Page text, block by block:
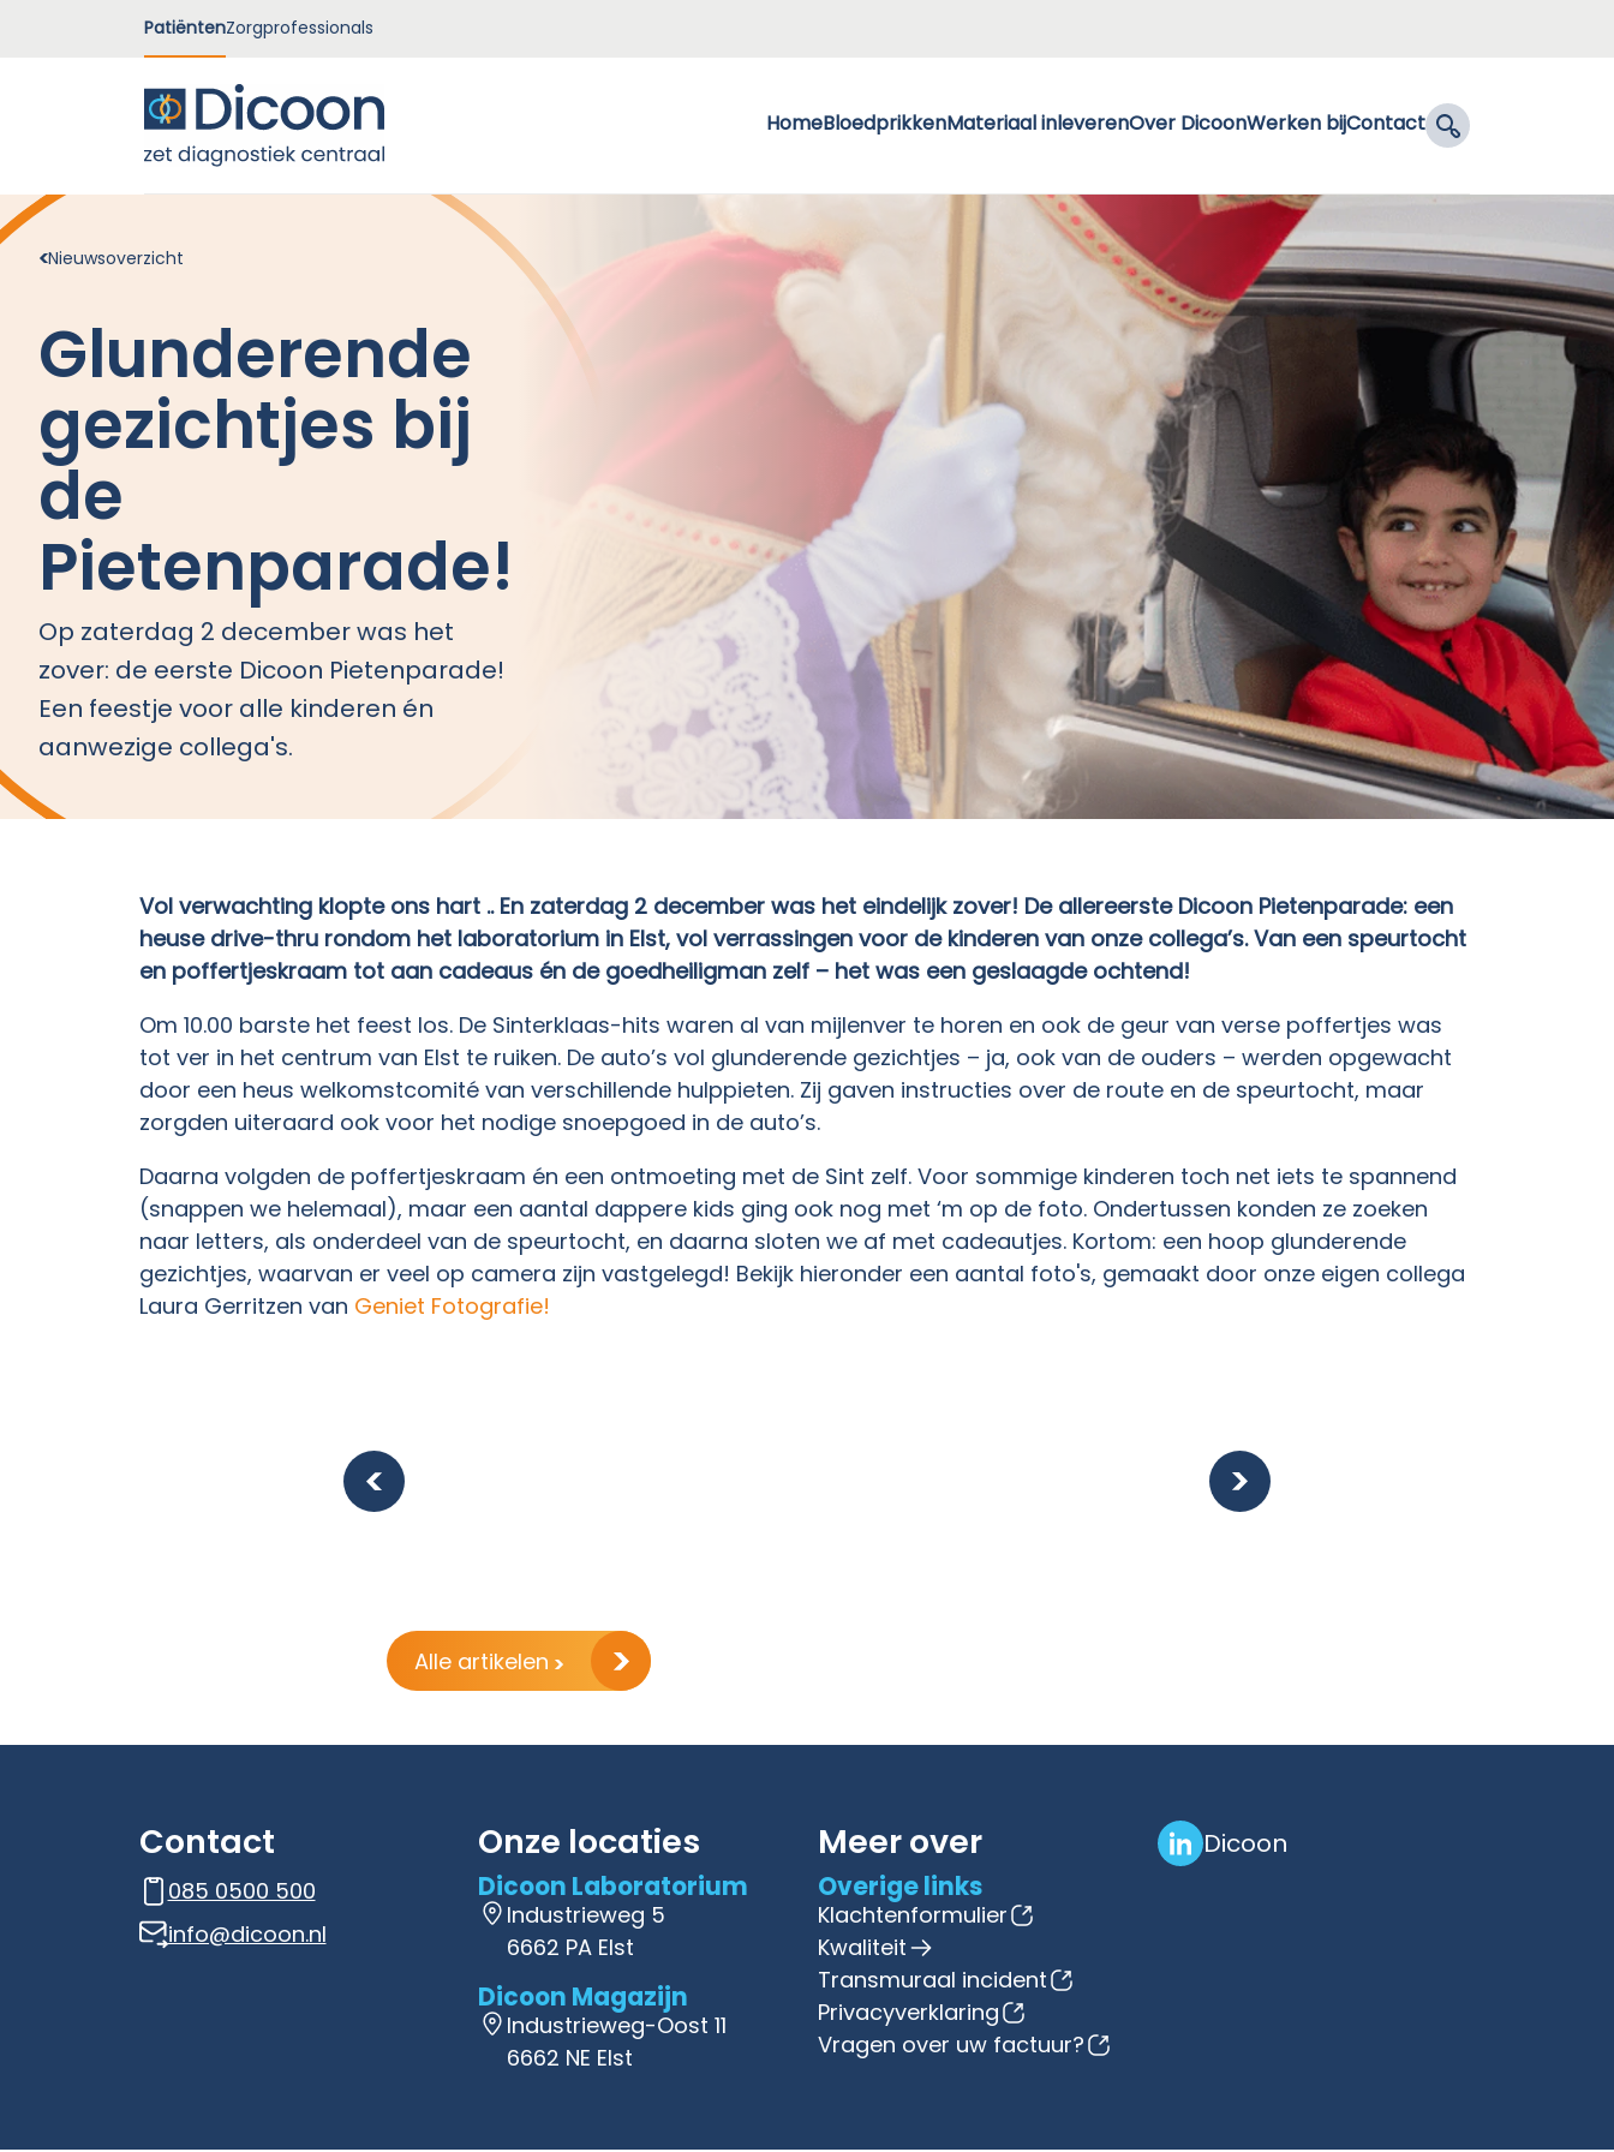
HomeBloedprikkenMateriaal inleverenOver DicoonWerken bijContact
PatiëntenZorgprofessionals
Nieuwsoverzicht
Glunderende
gezichtjes bij
de
Pietenparade!
Op zaterdag 2 december was het
zover: de eerste Dicoon Pietenparade!
Een feestje voor alle kinderen én
aanwezige collega's.
Vol verwachting klopte ons hart .. En zaterdag 2 december was het eindelijk zover! De allereerste Dicoon Pietenparade: een
heuse drive-thru rondom het laboratorium in Elst, vol verrassingen voor de kinderen van onze collega’s. Van een speurtocht
en poffertjeskraam tot aan cadeaus én de goedheiligman zelf – het was een geslaagde ochtend!
Om 10.00 barste het feest los. De Sinterklaas-hits waren al van mijlenver te horen en ook de geur van verse poffertjes was
tot ver in het centrum van Elst te ruiken. De auto’s vol glunderende gezichtjes – ja, ook van de ouders – werden opgewacht
door een heus welkomstcomité van verschillende hulppieten. Zij gaven instructies over de route en de speurtocht, maar
zorgden uiteraard ook voor het nodige snoepgoed in de auto’s.
Daarna volgden de poffertjeskraam én een ontmoeting met de Sint zelf. Voor sommige kinderen toch net iets te spannend
(snappen we helemaal), maar een aantal dappere kids ging ook nog met ‘m op de foto. Ondertussen konden ze zoeken
naar letters, als onderdeel van de speurtocht, en daarna sloten we af met cadeautjes. Kortom: een hoop glunderende
gezichtjes, waarvan er veel op camera zijn vastgelegd! Bekijk hieronder een aantal foto's, gemaakt door onze eigen collega
Laura Gerritzen van Geniet Fotografie!
Alle artikelen
Contact
085 0500 500
info@dicoon.nl
Onze locaties
Dicoon Laboratorium
Industrieweg 5
6662 PA Elst
Dicoon Magazijn
Industrieweg-Oost 11
6662 NE Elst
Meer over
Overige links
Klachtenformulier
Kwaliteit
Transmuraal incident
Privacyverklaring
Vragen over uw factuur?
Dicoon